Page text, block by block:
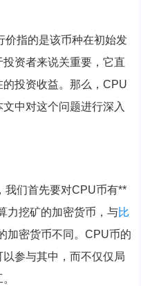
价指的是该币种在初始发
资者来说关重要，它直
投资收益。那么，CPU
中对这个问题进行深入
我们首先要对CPU币有**
力挖矿的加密货币，与比
加密货币不同。CPU币的
参与其中，而不仅仅局